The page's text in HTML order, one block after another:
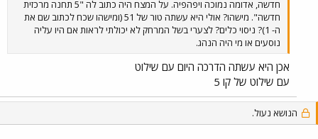
חדשה, אדומה נמוכה ויפהפיה. על המצח היה כתוב לה "5 תחנה מרכזית
חדשה". מישהו? אולי היא עשתה טור של 51 (ומישהו שכח לכתוב שם את
ה- 1)? ניסוי כלים? לצערי בשל המרחק לא יכולתי לראות אם היו עליה
נוסעים או מי היה הנהג.
אכן היא עשתה הדרכה היום עם שילוט
עם שילוט של קו 5
הנושא נעול.